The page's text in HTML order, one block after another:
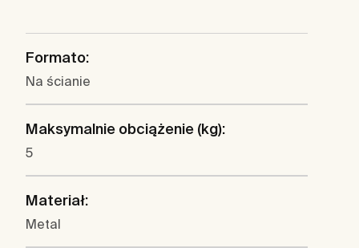
Formato:
Na ścianie
Maksymalnie obciążenie (kg):
5
Materiał:
Metal